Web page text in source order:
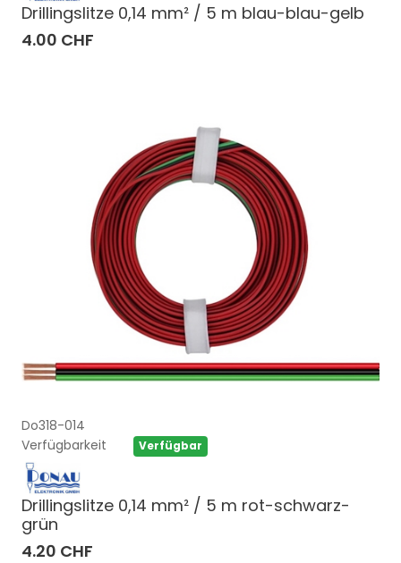
Drillingslitze 0,14 mm² / 5 m blau-blau-gelb
4.00 CHF
Do318-014
Verfügbarkeit
Verfügbar
Drillingslitze 0,14 mm² / 5 m rot-schwarz-
grün
4.20 CHF